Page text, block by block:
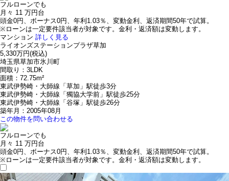
フルローンでも
月々 11 万円台
頭金0円、ボーナス0円、年利1.03％、変動金利、返済期間50年で試算。
※ローンは一定要件該当者が対象です。金利・返済額は変動します。
マンション 詳しく見る
ライオンズステーションプラザ草加
5,330万円(税込)
埼玉県草加市氷川町
間取り：3LDK
面積：72.75m²
東武伊勢崎・大師線「草加」駅徒歩3分
東武伊勢崎・大師線「獨協大学前」駅徒歩25分
東武伊勢崎・大師線「谷塚」駅徒歩26分
築年月：2005年08月
この物件を問い合わせる
フルローンでも
月々 11 万円台
頭金0円、ボーナス0円、年利1.03％、変動金利、返済期間50年で試算。
※ローンは一定要件該当者が対象です。金利・返済額は変動します。